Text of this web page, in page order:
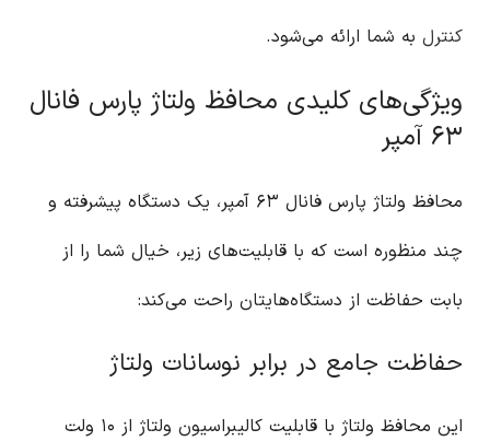
کنترل به شما ارائه می‌شود.
ویژگی‌های کلیدی محافظ ولتاژ پارس فانال
۶۳ آمپر
محافظ ولتاژ پارس فانال ۶۳ آمپر، یک دستگاه پیشرفته و
چند منظوره است که با قابلیت‌های زیر، خیال شما را از
بابت حفاظت از دستگاه‌هایتان راحت می‌کند:
حفاظت جامع در برابر نوسانات ولتاژ
این محافظ ولتاژ با قابلیت کالیبراسیون ولتاژ از ۱۰ ولت